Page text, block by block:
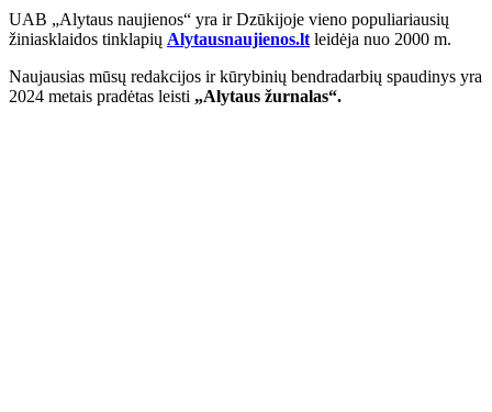
UAB „Alytaus naujienos“ yra ir Dzūkijoje vieno populiariausių
žiniasklaidos tinklapių Alytausnaujienos.lt leidėja nuo 2000 m.
Naujausias mūsų redakcijos ir kūrybinių bendradarbių spaudinys yra
2024 metais pradėtas leisti „Alytaus žurnalas“.